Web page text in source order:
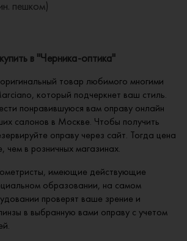
пешком)
в "Черника-оптика"
товар любимого многими
который подчеркнет ваш стиль.
понравившуюся вам оправу онлайн
салонов в Москве. Чтобы получить
оправу через сайт. Тогда цена
чем в розничных магазинах.
имеющие действующие
образовании, на самом
проверят ваше зрение и
в выбранную вами оправу с учетом